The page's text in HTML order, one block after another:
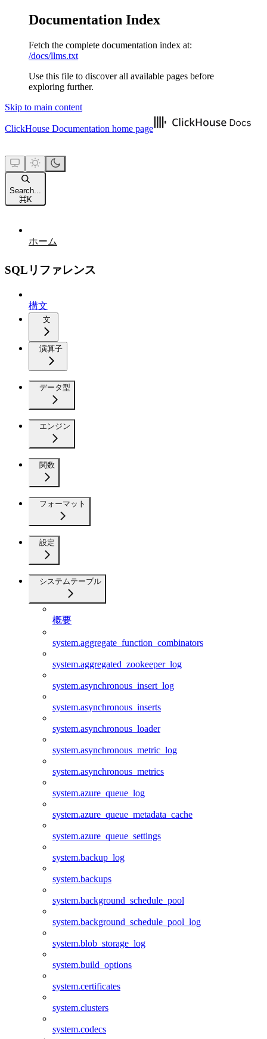
Documentation Index
Fetch the complete documentation index at:
/docs/llms.txt
Use this file to discover all available pages before
exploring further.
Skip to main content
ClickHouse Documentation home page
Search...
⌘K
ホーム
SQLリファレンス
構文
文
演算子
データ型
エンジン
関数
フォーマット
設定
システムテーブル
概要
system.aggregate_function_combinators
system.aggregated_zookeeper_log
system.asynchronous_insert_log
system.asynchronous_inserts
system.asynchronous_loader
system.asynchronous_metric_log
system.asynchronous_metrics
system.azure_queue_log
system.azure_queue_metadata_cache
system.azure_queue_settings
system.backup_log
system.backups
system.background_schedule_pool
system.background_schedule_pool_log
system.blob_storage_log
system.build_options
system.certificates
system.clusters
system.codecs